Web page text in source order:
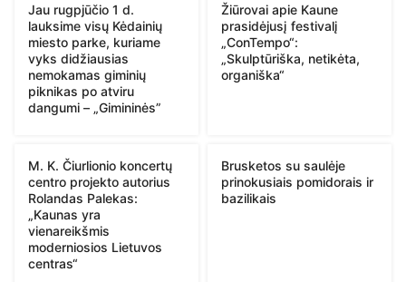
Jau rugpjūčio 1 d.
lauksime visų Kėdainių
miesto parke, kuriame
vyks didžiausias
nemokamas giminių
piknikas po atviru
dangumi – „Gimininės”
Žiūrovai apie Kaune
prasidėjusį festivalį
„ConTempo“:
„Skulptūriška, netikėta,
organiška“
M. K. Čiurlionio koncertų
centro projekto autorius
Rolandas Palekas:
„Kaunas yra
vienareikšmis
moderniosios Lietuvos
centras“
Brusketos su saulėje
prinokusiais pomidorais ir
bazilikais